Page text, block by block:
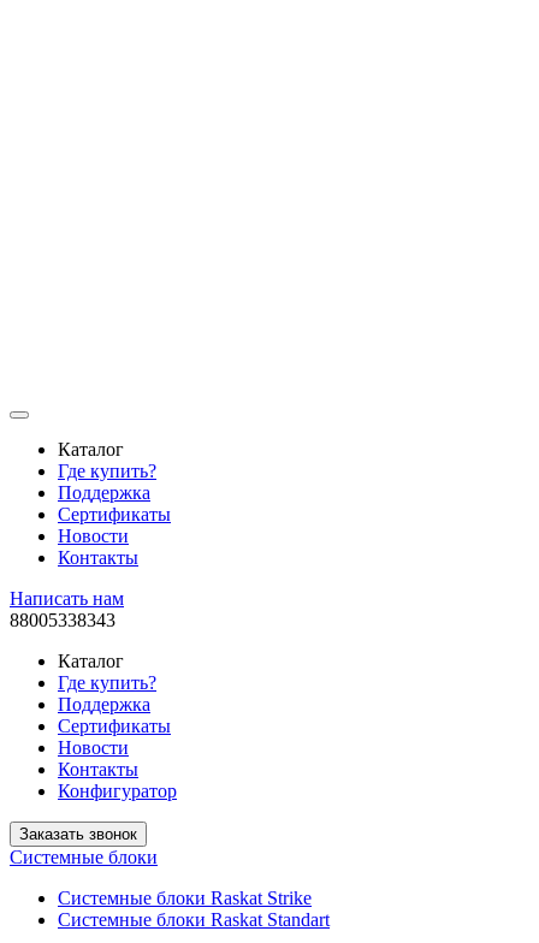
Каталог
Где купить?
Поддержка
Сертификаты
Новости
Контакты
Написать нам
88005338343
Каталог
Где купить?
Поддержка
Сертификаты
Новости
Контакты
Конфигуратор
Заказать звонок
Системные блоки
Системные блоки Raskat Strike
Системные блоки Raskat Standart